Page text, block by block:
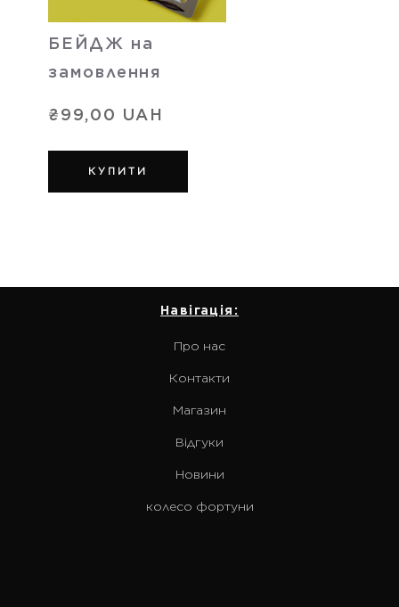
БЕЙДЖ на
замовлення
₴99,00 UAH
КУПИТИ
Навігація:
Про нас
Контакти
Магазин
Відгуки
Новини
колесо фортуни